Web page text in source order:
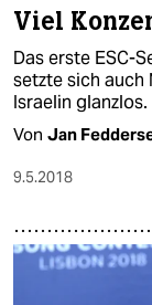
Viel
Das erste ESC-
setzte sich auch
Israelin glanzlos.
Von Jan
9.5.2018